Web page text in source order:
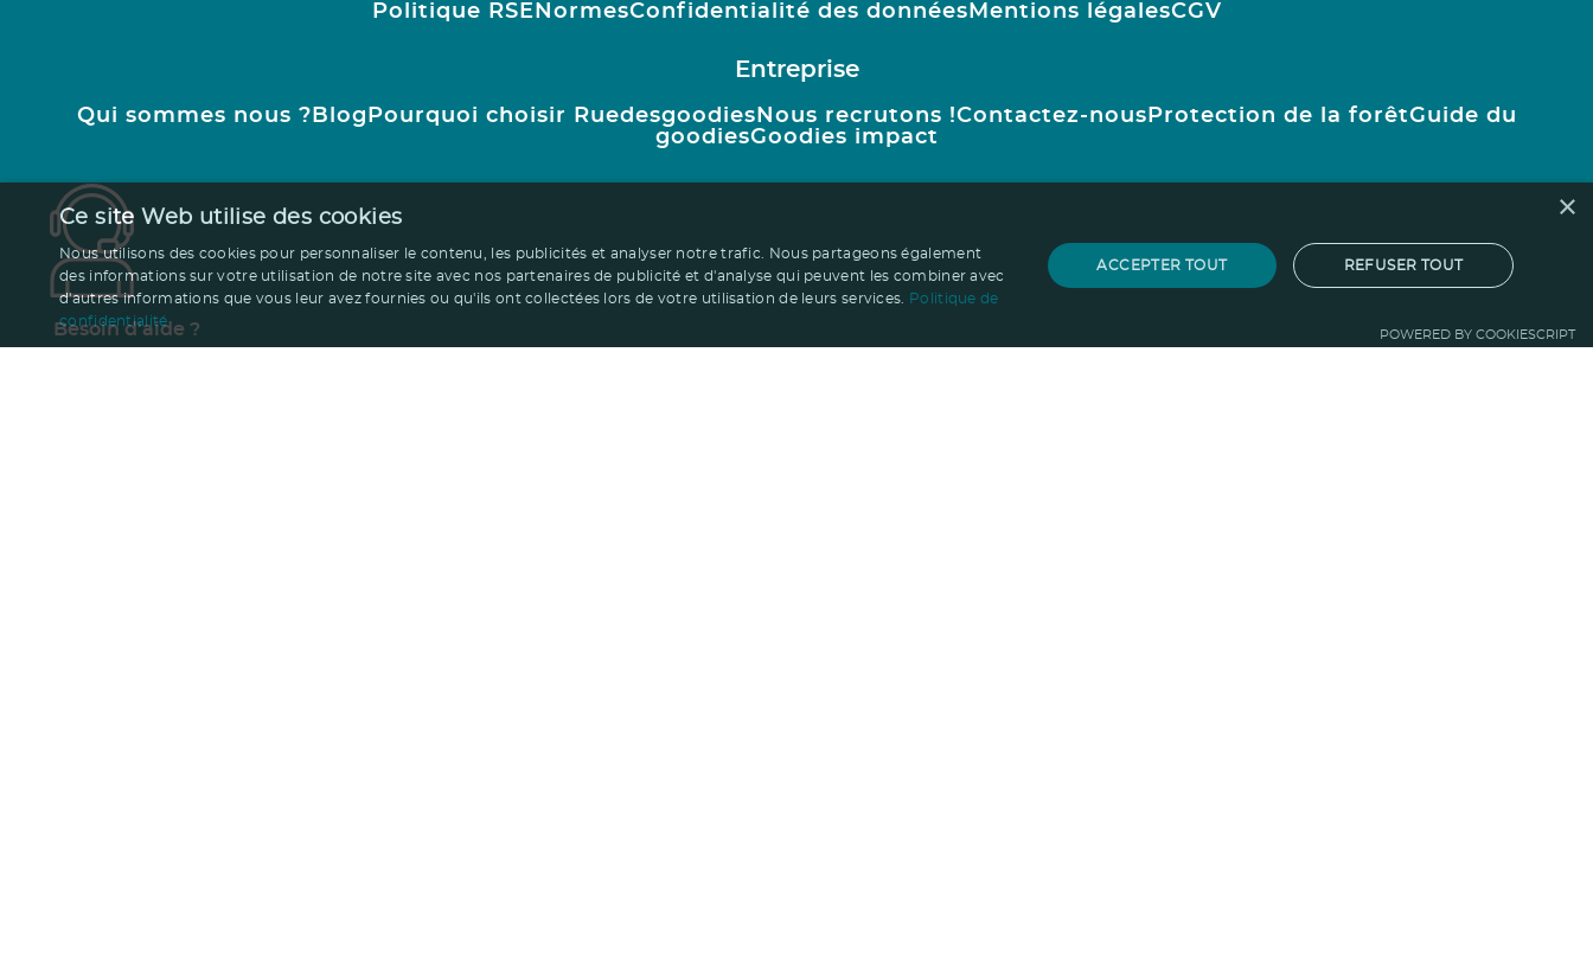
Politique RSE NormesConfidentialité des données Mentions légalesCGV
Entreprise
Qui sommes nous ? Blog Pourquoi choisir Ruedesgoodies Nous recrutons !Contactez-nous Protection de la forêtGuide du
goodiesGoodies impact
Besoin d'aide ?
×
Ce site Web utilise des cookies
Nous utilisons des cookies pour personnaliser le contenu, les publicités et analyser notre trafic. Nous partageons également
des informations sur votre utilisation de notre site avec nos partenaires de publicité et d'analyse qui peuvent les combiner avec
d'autres informations que vous leur avez fournies ou qu'ils ont collectées lors de votre utilisation de leurs services.
Politique de
confidentialité
ACCEPTER TOUT REFUSER TOUT
POWERED BY COOKIESCRIPT